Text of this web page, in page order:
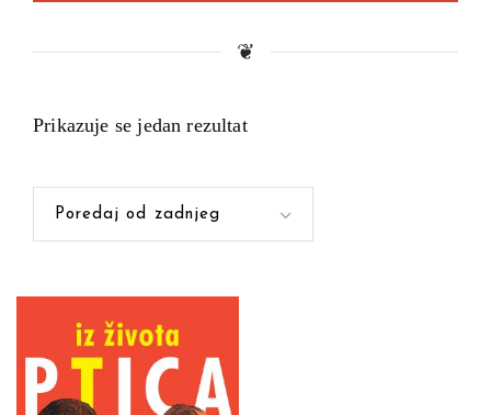
Prikazuje se jedan rezultat
Poredaj od zadnjeg
❦